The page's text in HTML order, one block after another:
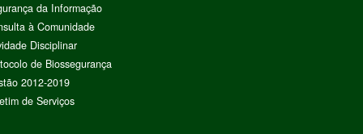
da Informação
à Comunidade
Disciplinar
de Biossegurança
2012-2019
de Serviços